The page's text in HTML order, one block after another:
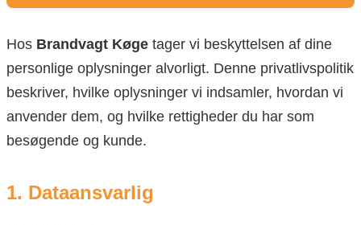
Hos Brandvagt Køge tager vi beskyttelsen af dine
personlige oplysninger alvorligt. Denne privatlivspolitik
beskriver, hvilke oplysninger vi indsamler, hvordan vi
anvender dem, og hvilke rettigheder du har som
besøgende og kunde.
1. Dataansvarlig